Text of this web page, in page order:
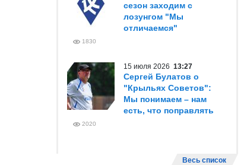
сезон заходим с
лозунгом "Мы
отличаемся"
1830
15 июля 2026 13:27
Сергей Булатов о
"Крыльях Советов":
Мы понимаем – нам
есть, что поправлять
2020
Весь список